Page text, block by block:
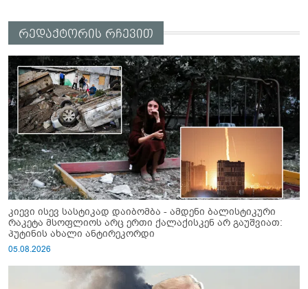
რედაქტორის რჩევით
კიევი ისევ სასტიკად დაიბომბა - ამდენი ბალისტიკური
რაკეტა მსოფლიოს არც ერთი ქალაქისკენ არ გაუშვიათ:
პუტინის ახალი ანტირეკორდი
05.08.2026